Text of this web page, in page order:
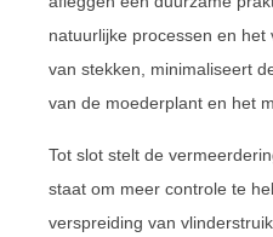
natuurlijke processen en
van stekken, minimaliseert
van de moederplant en het
Tot slot stelt de
staat om meer controle te
verspreiding van